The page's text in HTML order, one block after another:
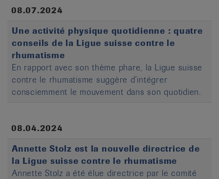
08.07.2024
Une activité physique quotidienne : quatre
conseils de la Ligue suisse contre le
rhumatisme
En rapport avec son thème phare, la Ligue suisse
contre le rhumatisme suggère d’intégrer
consciemment le mouvement dans son quotidien.
08.04.2024
Annette Stolz est la nouvelle directrice de
la Ligue suisse contre le rhumatisme
Annette Stolz a été élue directrice par le comité